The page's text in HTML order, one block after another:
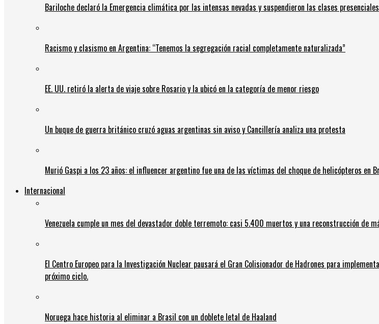
Bariloche declaró la Emergencia climática por las intensas nevadas y suspendieron las clases presenciales
Racismo y clasismo en Argentina: “Tenemos la segregación racial completamente naturalizada”
EE. UU. retiró la alerta de viaje sobre Rosario y la ubicó en la categoría de menor riesgo
Un buque de guerra británico cruzó aguas argentinas sin aviso y Cancillería analiza una protesta
Murió Gaspi a los 23 años: el influencer argentino fue una de las víctimas del choque de helicópteros en
Internacional
Venezuela cumple un mes del devastador doble terremoto: casi 5.400 muertos y una reconstrucción de
El Centro Europeo para la Investigación Nuclear pausará el Gran Colisionador de Hadrones para
próximo ciclo.
Noruega hace historia al eliminar a Brasil con un doblete letal de Haaland